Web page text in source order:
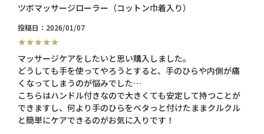
ツボマッサージローラー（コットン巾着入り）
投稿日 2026/01/07
マッサージケアをしたいと思い購入しました。
どうしても手を使ってやろうとすると、手のひらや内側が痛
くなってしまうのが悩みでした…
こちらはハンドル付きなので大きくても安定して持つことが
できますし、何より手のひらをベタっと付けたままクルクル
と簡単にケアできるのがお気に入りです！